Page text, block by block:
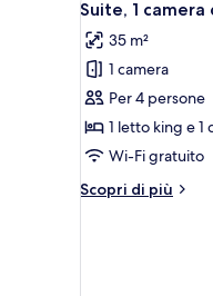
Alm)
tutte
le
foto
per
Suite,
1
da
12
Suite, 1
35 m²
1 camera
Per 4 persone
1 letto king e
Wi-Fi gratuito
Scopri di più
Altri